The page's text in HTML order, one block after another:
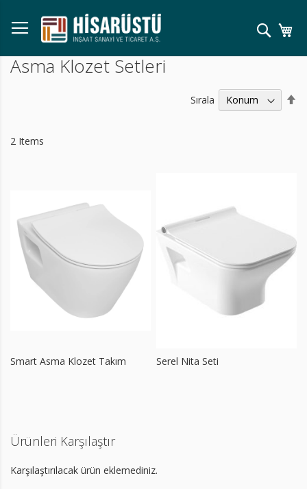
to
Content
Ara
Asma Klozet Setleri
2 Items
Sırala
Smart Asma Klozet Takım Serel Nita Seti
Ürünleri Karşılaştır
Karşılaştırılacak ürün eklemediniz.